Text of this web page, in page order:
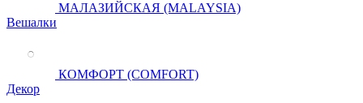
МАЛАЗИЙСКАЯ (MALAYSIA)
Вешалки
КОМФОРТ (COMFORT)
Декор